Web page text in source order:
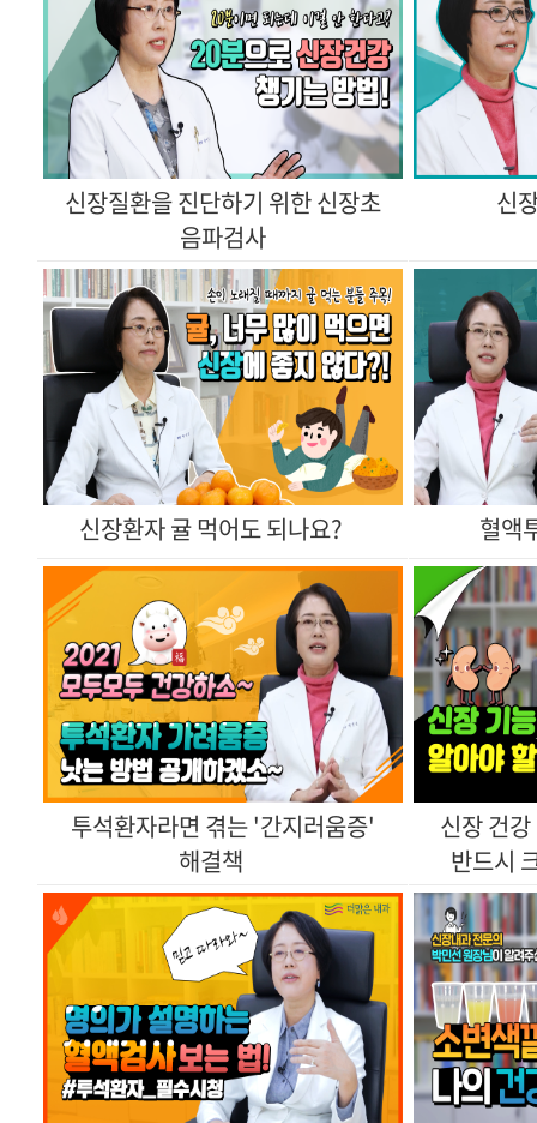
음파검사
신
신장환자 귤 먹어도 되나요? 혈액
해결책 반드시